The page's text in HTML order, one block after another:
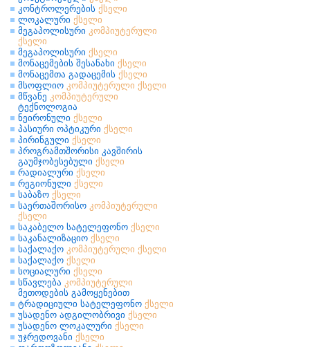
კონტროლერების ქსელი
ლოკალური ქსელი
მეგაპოლისური კომპიუტერული
ქსელი
მეგაპოლისური ქსელი
მონაცემების შესანახი ქსელი
მონაცემთა გადაცემის ქსელი
მსოფლიო კომპიუტერული ქსელი
მწვანე კომპიუტერული
ტექნოლოგია
ნეირონული ქსელი
პასიური ოპტიკური ქსელი
პირინგული ქსელი
პროგრამთშორისი კავშირის
გაუმჯობესებული ქსელი
რადიალური ქსელი
რეგიონული ქსელი
საბაზო ქსელი
საერთაშორისო კომპიუტერული
ქსელი
საკაბელო სატელეფონო ქსელი
საკანალიზაციო ქსელი
საქალაქო კომპიუტერული ქსელი
საქალაქო ქსელი
სოციალური ქსელი
სწავლება კომპიუტერული
მეთოდების გამოყენებით
ტრადიციული სატელეფონო ქსელი
უსადენო ადგილობრივი ქსელი
უსადენო ლოკალური ქსელი
უჯრედოვანი ქსელი